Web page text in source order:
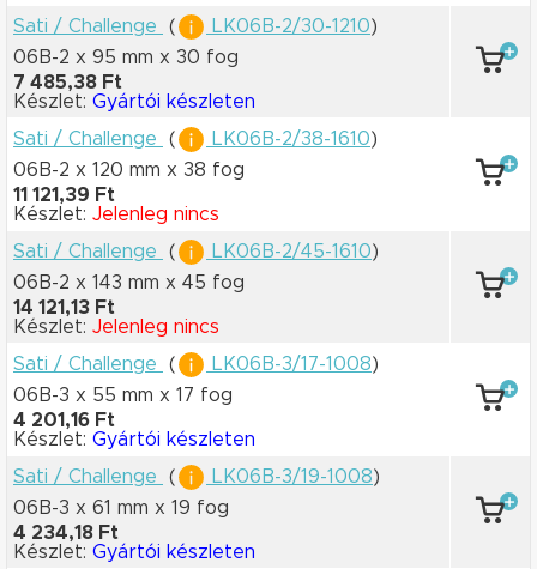
Sati / Challenge
( LK06B-2/30-1210)
06B-2 x 95 mm x 30 fog
7 485,38 Ft
Készlet: Gyártói készleten
Sati / Challenge
( LK06B-2/38-1610)
06B-2 x 120 mm x 38 fog
11 121,39 Ft
Készlet: Jelenleg nincs
Sati / Challenge
( LK06B-2/45-1610)
06B-2 x 143 mm x 45 fog
14 121,13 Ft
Készlet: Jelenleg nincs
Sati / Challenge
( LK06B-3/17-1008)
06B-3 x 55 mm x 17 fog
4 201,16 Ft
Készlet: Gyártói készleten
Sati / Challenge
( LK06B-3/19-1008)
06B-3 x 61 mm x 19 fog
4 234,18 Ft
Készlet: Gyártói készleten